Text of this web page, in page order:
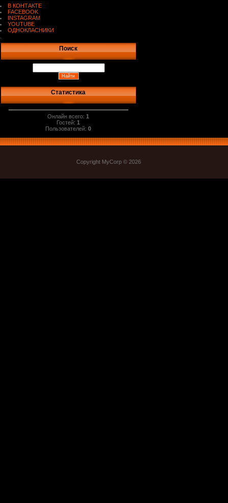
В КОНТАКТЕ
FACEBOOK
INSTAGRAM
YOUTUBE
ОДНОКЛАСНИКИ
Поиск
Статистика
Онлайн всего:1
Гостей:1
Пользователей:0
Copyright MyCorp © 2026